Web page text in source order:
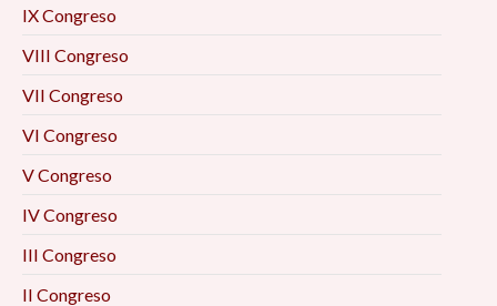
IX Congreso
VIII Congreso
VII Congreso
VI Congreso
V Congreso
IV Congreso
III Congreso
II Congreso